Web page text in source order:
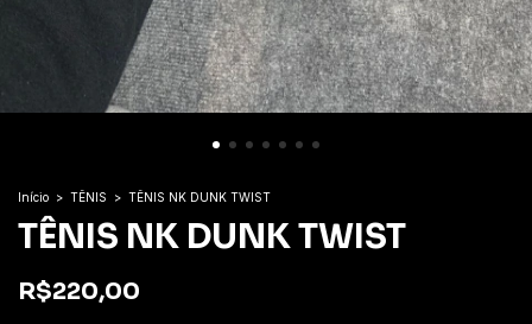
Início > TÊNIS > TÊNIS NK DUNK TWIST
TÊNIS NK DUNK TWIST
R$220,00